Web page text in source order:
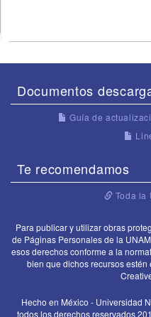
Documentos
Guía de
Te recomendamos
Toda la
Para publicar y utilizar obras
de Páginas Personales de la
esos derechos conforme a la
bien que dichos recursos
Hecho en México - Universidad
todos los derechos reservados